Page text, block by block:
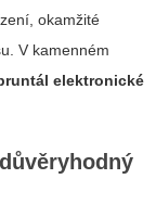
okamžité
V kamenném
elektronické